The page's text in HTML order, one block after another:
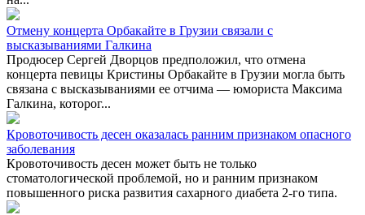
Отмену концерта Орбакайте в Грузии связали с
высказываниями Галкина
Продюсер Сергей Дворцов предположил, что отмена
концерта певицы Кристины Орбакайте в Грузии могла быть
связана с высказываниями ее отчима — юмориста Максима
Галкина, которог...
Кровоточивость десен оказалась ранним признаком опасного
заболевания
Кровоточивость десен может быть не только
стоматологической проблемой, но и ранним признаком
повышенного риска развития сахарного диабета 2-го типа.